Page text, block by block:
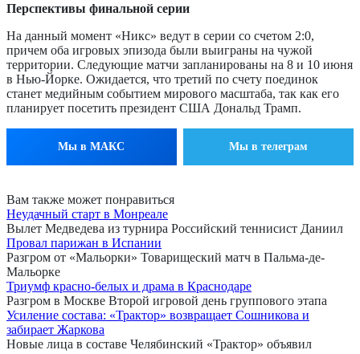
Перспективы финальной серии
На данный момент «Никс» ведут в серии со счетом 2:0,
причем оба игровых эпизода были выиграны на чужой
территории. Следующие матчи запланированы на 8 и 10 июня
в Нью-Йорке. Ожидается, что третий по счету поединок
станет медийным событием мирового масштаба, так как его
планирует посетить президент США Дональд Трамп.
Мы в МАКС Мы в телеграм
Вам также может понравиться
Неудачный старт в Монреале
Вылет Медведева из турнира Российский теннисист Даниил
Провал парижан в Испании
Разгром от «Мальорки» Товарищеский матч в Пальма-де-
Мальорке
Триумф красно-белых и драма в Краснодаре
Разгром в Москве Второй игровой день группового этапа
Усиление состава: «Трактор» возвращает Сошникова и
забирает Жаркова
Новые лица в составе Челябинский «Трактор» объявил